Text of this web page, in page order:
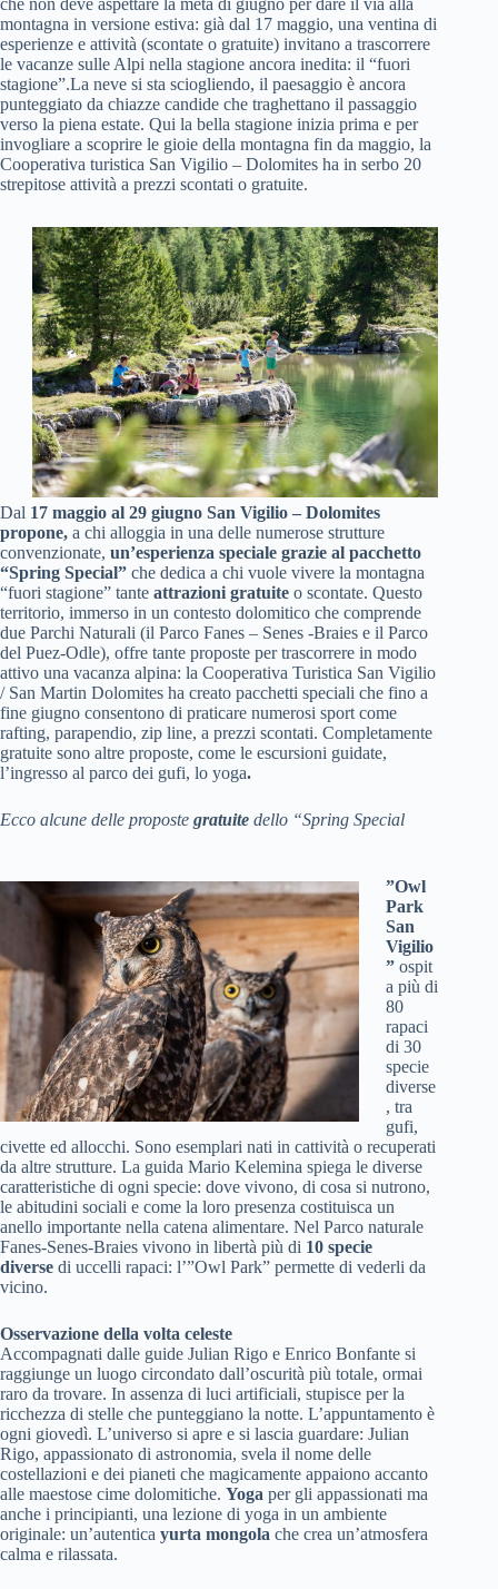
che non deve aspettare la metà di giugno per dare il via alla
montagna in versione estiva: già dal 17 maggio, una ventina di
esperienze e attività (scontate o gratuite) invitano a trascorrere
le vacanze sulle Alpi nella stagione ancora inedita: il “fuori
stagione”.La neve si sta sciogliendo, il paesaggio è ancora
punteggiato da chiazze candide che traghettano il passaggio
verso la piena estate. Qui la bella stagione inizia prima e per
invogliare a scoprire le gioie della montagna fin da maggio, la
Cooperativa turistica San Vigilio – Dolomites ha in serbo 20
strepitose attività a prezzi scontati o gratuite.
Dal 17 maggio al 29 giugno San Vigilio – Dolomites
propone, a chi alloggia in una delle numerose strutture
convenzionate, un’esperienza speciale grazie al pacchetto
“Spring Special” che dedica a chi vuole vivere la montagna
“fuori stagione” tante attrazioni gratuite o scontate. Questo
territorio, immerso in un contesto dolomitico che comprende
due Parchi Naturali (il Parco Fanes – Senes -Braies e il Parco
del Puez-Odle), offre tante proposte per trascorrere in modo
attivo una vacanza alpina: la Cooperativa Turistica San Vigilio
/ San Martin Dolomites ha creato pacchetti speciali che fino a
fine giugno consentono di praticare numerosi sport come
rafting, parapendio, zip line, a prezzi scontati. Completamente
gratuite sono altre proposte, come le escursioni guidate,
l’ingresso al parco dei gufi, lo yoga.
Ecco alcune delle proposte gratuite dello “Spring Special
”Owl
Park
San
Vigilio
” ospit
a più di
80
rapaci
di 30
specie
diverse
, tra
gufi,
civette ed allocchi. Sono esemplari nati in cattività o recuperati
da altre strutture. La guida Mario Kelemina spiega le diverse
caratteristiche di ogni specie: dove vivono, di cosa si nutrono,
le abitudini sociali e come la loro presenza costituisca un
anello importante nella catena alimentare. Nel Parco naturale
Fanes-Senes-Braies vivono in libertà più di 10 specie
diverse di uccelli rapaci: l’”Owl Park” permette di vederli da
vicino.
Osservazione della volta celeste
Accompagnati dalle guide Julian Rigo e Enrico Bonfante si
raggiunge un luogo circondato dall’oscurità più totale, ormai
raro da trovare. In assenza di luci artificiali, stupisce per la
ricchezza di stelle che punteggiano la notte. L’appuntamento è
ogni giovedì. L’universo si apre e si lascia guardare: Julian
Rigo, appassionato di astronomia, svela il nome delle
costellazioni e dei pianeti che magicamente appaiono accanto
alle maestose cime dolomitiche. Yoga per gli appassionati ma
anche i principianti, una lezione di yoga in un ambiente
originale: un’autentica yurta mongola che crea un’atmosfera
calma e rilassata.